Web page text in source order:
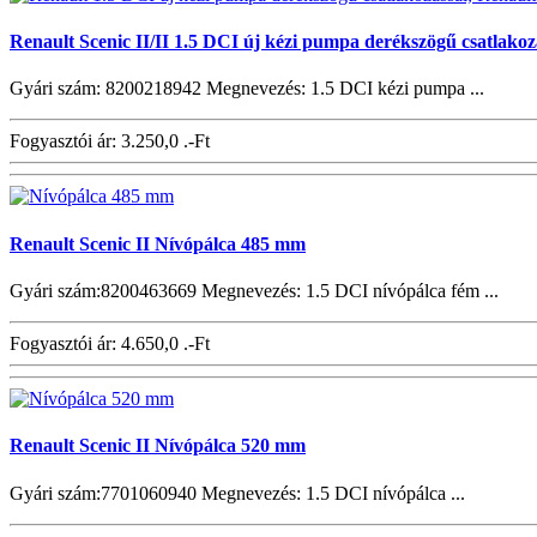
Renault Scenic II/II 1.5 DCI új kézi pumpa derékszögű
Gyári szám: 8200218942 Megnevezés: 1.5 DCI kézi pumpa ...
Fogyasztói ár: 3.250,0 .-Ft
Renault Scenic II Nívópálca 485 mm
Gyári szám:8200463669 Megnevezés: 1.5 DCI nívópálca fém ...
Fogyasztói ár: 4.650,0 .-Ft
Renault Scenic II Nívópálca 520 mm
Gyári szám:7701060940 Megnevezés: 1.5 DCI nívópálca ...